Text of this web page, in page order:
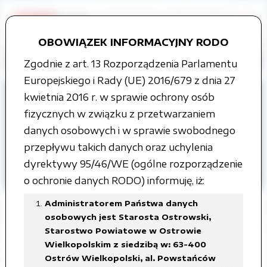
OBOWIĄZEK INFORMACYJNY RODO
Zgodnie z art. 13 Rozporządzenia Parlamentu
Europejskiego i Rady (UE) 2016/679 z dnia 27
kwietnia 2016 r. w sprawie ochrony osób
fizycznych w związku z przetwarzaniem
danych osobowych i w sprawie swobodnego
przepływu takich danych oraz uchylenia
dyrektywy 95/46/WE (ogólne rozporządzenie
o ochronie danych RODO) informuję, iż:
Administratorem Państwa danych
osobowych jest Starosta Ostrowski,
Starostwo Powiatowe w Ostrowie
Wielkopolskim z siedzibą w: 63-400
Ostrów Wielkopolski, al. Powstańców
Strona główna
Grupy tematyczne
Informacja o środowisku i jego ochronie
Instalacje wytwarzające pola
elektromagnetyczne
Gmina i Miasto Nowe Skalmierzyce
Zmiana zgłoszenia instalacji wytwarzającej
pola elektromagnetyczne, oznaczonej jako